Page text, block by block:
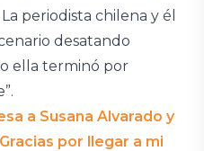
La periodista chilena y él
desatando
ella terminó por
a Susana Alvarado y
por llegar a mi